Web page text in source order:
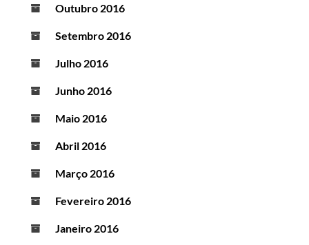
Outubro 2016
Setembro 2016
Julho 2016
Junho 2016
Maio 2016
Abril 2016
Março 2016
Fevereiro 2016
Janeiro 2016